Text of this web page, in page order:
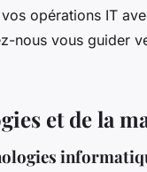
opérations IT
nous vous guider
et de la